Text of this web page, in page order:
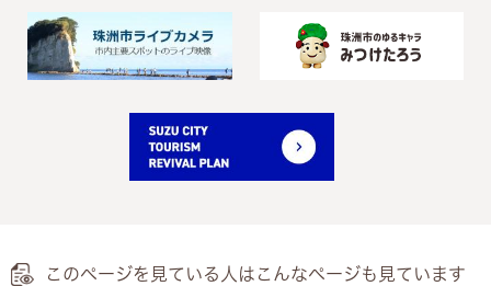
このページを見ている人は こんなページも見ています